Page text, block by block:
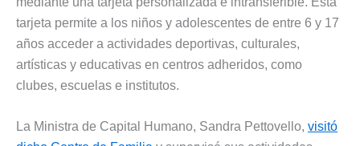
tarjeta permite a los niños y adolescentes de entre 6 y 17
años acceder a actividades deportivas, culturales,
artísticas y educativas en centros adheridos, como
clubes, escuelas e institutos.
La Ministra de Capital Humano, Sandra Pettovello, visitó